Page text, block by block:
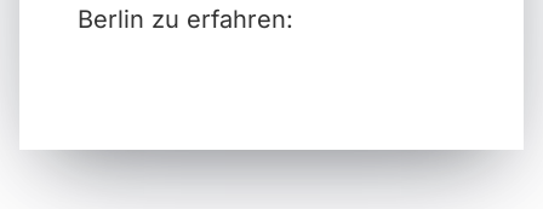
Berlin zu erfahren: